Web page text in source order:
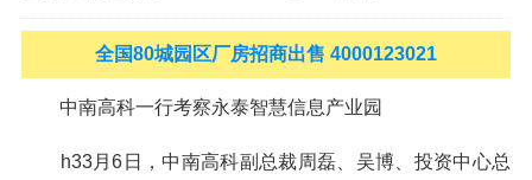
宁 华北： 沈阳 大连 海外园区： 印尼 泰国 越南 柬埔寨
马来
新加坡 墨西哥 荷兰 美国 地产商：
联东U谷 万洋 均和 平谦迈高
全国80城园区厂房招商出售 4000123021
中南高科一行考察永泰智慧信息产业园
h33月6日，中南高科副总裁周磊、吴博、投资中心总